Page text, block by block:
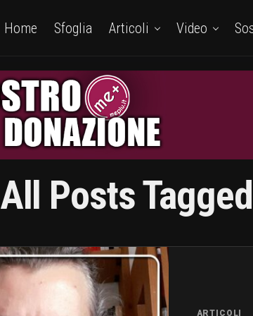
Home Sfoglia Articoli Video
All Posts
ARTICOLI